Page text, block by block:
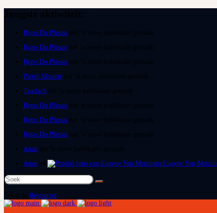
Ryno Du Plessis
Ryno Du Plessis
Ryno Du Plessis
Pieter Mostert
Tearlach
Ryno Du Plessis
Ryno Du Plessis
Ryno Du Plessis
Anze
Anze
Eugene Van
Soek
na:
Registreer